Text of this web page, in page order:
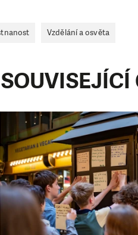
Vzdělání a osvěta